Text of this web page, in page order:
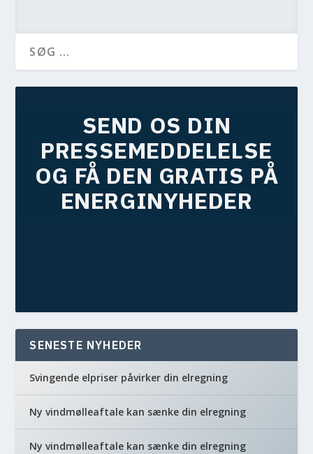
SEND OS DIN
PRESSEMEDDELELSE
OG FÅ DEN GRATIS PÅ
ENERGINYHEDER
SENESTE NYHEDER
Svingende elpriser påvirker din elregning
Ny vindmølleaftale kan sænke din elregning
Ny vindmølleaftale kan sænke din elregning